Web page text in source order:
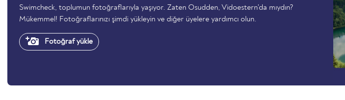
Swimcheck, toplumun fotoğraflarıyla yaşıyor. Zaten Osudden, Vidoestern'da mıydın?
Mükemmel! Fotoğraflarınızı şimdi yükleyin ve diğer üyelere yardımcı olun.
Fotoğraf yükle